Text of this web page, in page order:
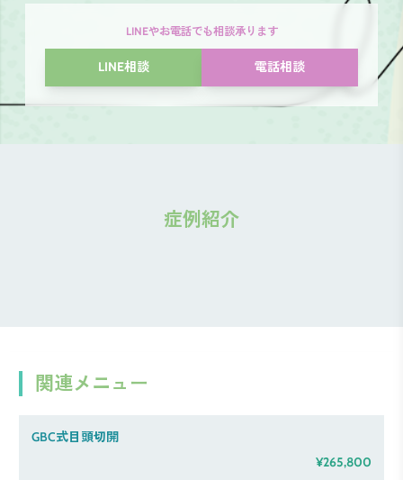
LINEやお電話でも相談承ります
LINE相談 電話相談
症例紹介
関連メニュー
GBC式目頭切開
¥265,800